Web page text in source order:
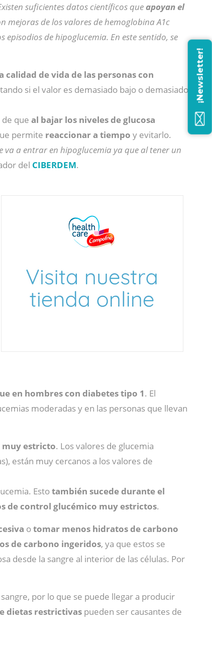
suficientes datos científicos queapoyan el
mejoras de los valores de hemoglobina A1c
de hipoglucemia. En este sentido, se
calidad de vida de las personas con
si el valor es demasiado bajo o demasiado
que al bajar los niveles de glucosa
permite reaccionar a tiempo y evitarlo.
va a entrar en hipoglucemia ya que al tener un
del CIBERDEM.
en hombres con diabetes tipo 1. El
moderadas y en las personas que llevan
estricto. Los valores de glucemia
están muy cercanos a los valores de
Estotambién sucede durante el
de control glucémico muy estrictos.
otomar menos hidratos de carbono
de carbono ingeridos, ya que estos se
desde la sangre al interior de las células. Por
por lo que se puede llegar a producir
dietas restrictivas pueden ser causantes de
¡Newsletter!